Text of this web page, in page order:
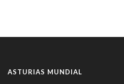
ASTURIAS MUNDIAL